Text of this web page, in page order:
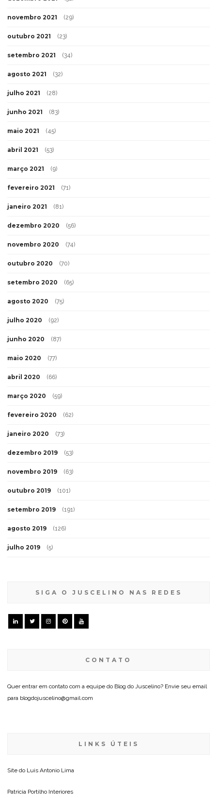
novembro 2021 (29)
outubro 2021 (23)
setembro 2021 (34)
agosto 2021 (32)
julho 2021 (28)
junho 2021 (83)
maio 2021 (45)
abril 2021 (53)
março 2021 (9)
fevereiro 2021 (71)
janeiro 2021 (81)
dezembro 2020 (56)
novembro 2020 (74)
outubro 2020 (70)
setembro 2020 (65)
agosto 2020 (75)
julho 2020 (92)
junho 2020 (87)
maio 2020 (77)
abril 2020 (66)
março 2020 (59)
fevereiro 2020 (62)
janeiro 2020 (73)
dezembro 2019 (53)
novembro 2019 (63)
outubro 2019 (101)
setembro 2019 (191)
agosto 2019 (126)
julho 2019 (5)
SIGA O JUSCELINO NAS REDES
CONTATO
Quer entrar em contato com a equipe do Blog do Juscelino? Envie seu email
para blogdojuscelino@gmail.com
LINKS ÚTEIS
Site do Luis Antonio Lima
Patricia Portilho Interiores